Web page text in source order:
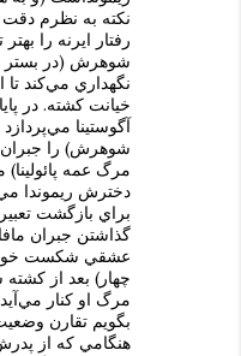
نكته به نظرم
رفتار ايرنه را
شوهرش (در بستر
نگهداري مي‌كند
خيانت كشته. در
آگوستينا
شوهرش) را جبران
مرگ عمه
دخترش ريموندا
براي بازگشت
گذاشتن جبران
عشقي شكست
چهار) بعد از كشته
مرگ او كنار مي‌آيد.
بگويم تقارن
هنگامي كه از